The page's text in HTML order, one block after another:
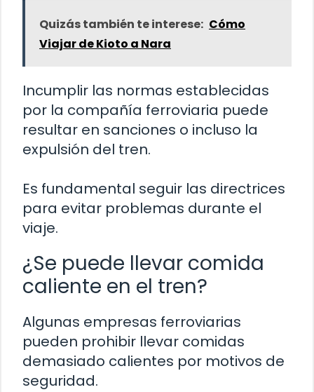
Quizás también te interese: Cómo
Viajar de Kioto a Nara
Incumplir las normas establecidas
por la compañía ferroviaria puede
resultar en sanciones o incluso la
expulsión del tren.
Es fundamental seguir las directrices
para evitar problemas durante el
viaje.
¿Se puede llevar comida
caliente en el tren?
Algunas empresas ferroviarias
pueden prohibir llevar comidas
demasiado calientes por motivos de
seguridad.